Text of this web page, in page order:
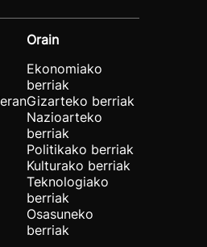
Orain
Ekonomiako
berriak
Gizarteko berriak
Nazioarteko
berriak
Politikako berriak
Kulturako berriak
Teknologiako
berriak
Osasuneko
berriak